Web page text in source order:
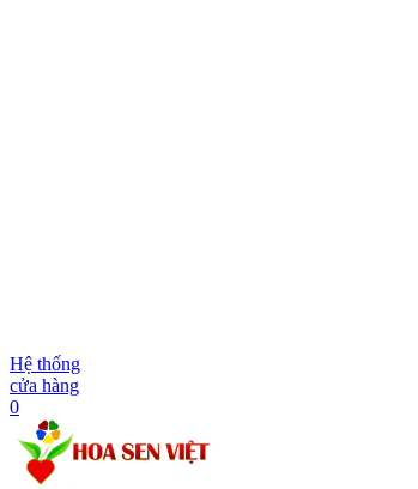
Hệ thống
cửa hàng
0